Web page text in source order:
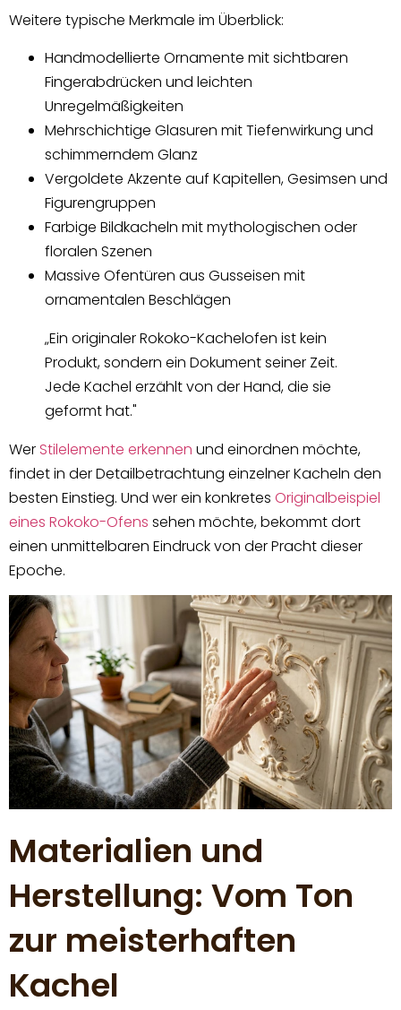
Weitere typische Merkmale im Überblick:
Handmodellierte Ornamente mit sichtbaren
Fingerabdrücken und leichten
Unregelmäßigkeiten
Mehrschichtige Glasuren mit Tiefenwirkung und
schimmerndem Glanz
Vergoldete Akzente auf Kapitellen, Gesimsen und
Figurengruppen
Farbige Bildkacheln mit mythologischen oder
floralen Szenen
Massive Ofentüren aus Gusseisen mit
ornamentalen Beschlägen
„Ein originaler Rokoko-Kachelofen ist kein
Produkt, sondern ein Dokument seiner Zeit.
Jede Kachel erzählt von der Hand, die sie
geformt hat."
Wer Stilelemente erkennen und einordnen möchte,
findet in der Detailbetrachtung einzelner Kacheln den
besten Einstieg. Und wer ein konkretes Originalbeispiel
eines Rokoko-Ofens sehen möchte, bekommt dort
einen unmittelbaren Eindruck von der Pracht dieser
Epoche.
Materialien und
Herstellung: Vom Ton
zur meisterhaften
Kachel